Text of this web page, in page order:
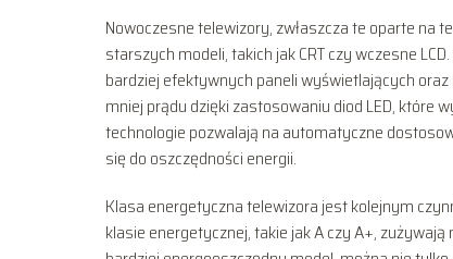
Nowoczesne telewizory, zwłaszcza te oparte na
starszych modeli, takich jak CRT czy wczesne
bardziej efektywnych paneli wyświetlających
mniej prądu dzięki zastosowaniu diod LED, które
technologie pozwalają na automatyczne
się do oszczędności energii.
Klasa energetyczna telewizora jest kolejnym
klasie energetycznej, takie jak A czy A+,